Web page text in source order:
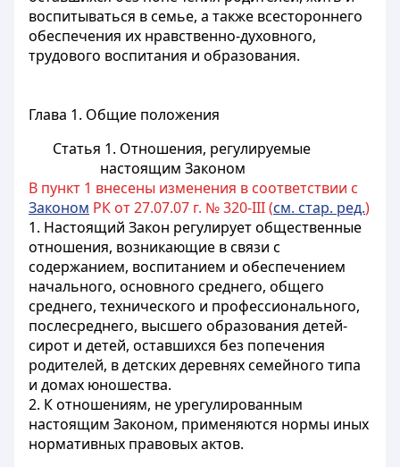
воспитываться в семье, а также всестороннего
обеспечения их нравственно-духовного,
трудового воспитания и образования.
Глава 1. Общие положения
Статья 1. Отношения, регулируемые
настоящим Законом
В пункт 1 внесены изменения в соответствии с
Законом РК от 27.07.07 г. № 320-III (см. стар. ред.)
1. Настоящий Закон регулирует общественные
отношения, возникающие в связи с
содержанием, воспитанием и обеспечением
начального, основного среднего, общего
среднего, технического и профессионального,
послесреднего, высшего образования детей-
сирот и детей, оставшихся без попечения
родителей, в детских деревнях семейного типа
и домах юношества.
2. К отношениям, не урегулированным
настоящим Законом, применяются нормы иных
нормативных правовых актов.